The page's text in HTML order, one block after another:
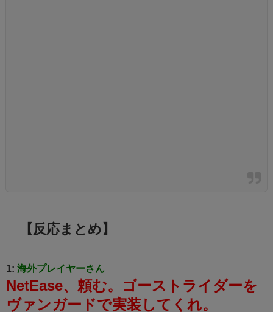
【反応まとめ】
1: 海外プレイヤーさん
NetEase、頼む。ゴーストライダーを
ヴァンガードで実装してくれ。